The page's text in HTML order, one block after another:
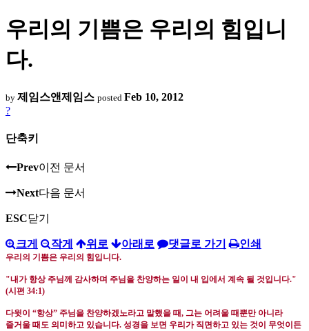
우리의 기쁨은 우리의 힘입니
다.
by 제임스앤제임스 posted Feb 10, 2012
?
단축키
Prev이전 문서
Next다음 문서
ESC닫기
크게 작게 위로 아래로 댓글로 가기 인쇄
우리의 기쁨은 우리의 힘입니다.
"내가 항상 주님께 감사하며 주님을 찬양하는 일이 내 입에서 계속 될 것입니다."
(시편 34:1)
다윗이 “항상” 주님을 찬양하겠노라고 말했을 때, 그는 어려울 때뿐만 아니라
즐거울 때도 의미하고 있습니다. 성경을 보면 우리가 직면하고 있는 것이 무엇이든